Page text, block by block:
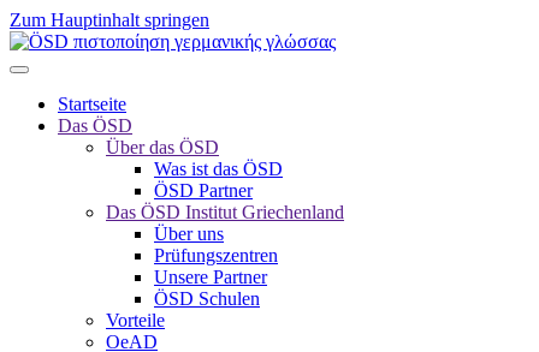
Zum Hauptinhalt springen
Startseite
Das ÖSD
Über das ÖSD
Was ist das ÖSD
ÖSD Partner
Das ÖSD Institut Griechenland
Über uns
Prüfungszentren
Unsere Partner
ÖSD Schulen
Vorteile
OeAD